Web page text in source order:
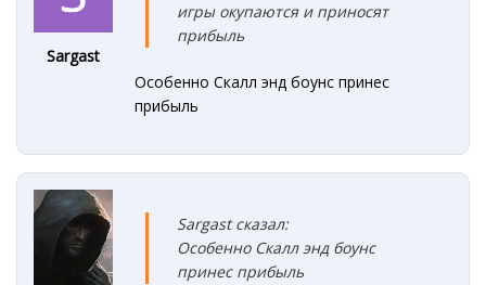
Sargast
игры окупаются и приносят
прибыль
Особенно Скалл энд боунс принес
прибыль
Sargast сказал:
Особенно Скалл энд боунс
принес прибыль